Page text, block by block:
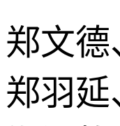
郑文德
郑羽延